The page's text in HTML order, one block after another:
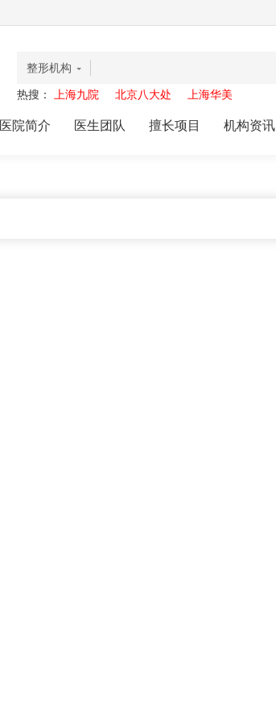
整形机构
热搜： 上海九院 北京八大处 上海华美
医院简介 医生团队 擅长项目 机构资讯